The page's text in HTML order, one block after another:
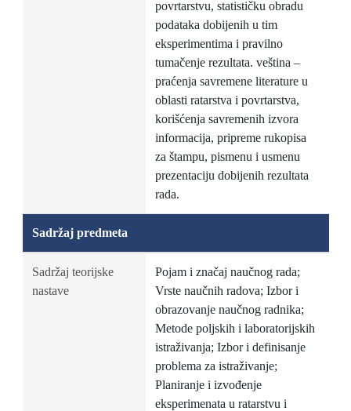
povrtarstvu, statističku obradu
podataka dobijenih u tim
eksperimentima i pravilno
tumačenje rezultata. veština –
praćenja savremene literature u
oblasti ratarstva i povrtarstva,
korišćenja savremenih izvora
informacija, pripreme rukopisa
za štampu, pismenu i usmenu
prezentaciju dobijenih rezultata
rada.
Sadržaj predmeta
Sadržaj teorijske
nastave
Pojam i značaj naučnog rada;
Vrste naučnih radova; Izbor i
obrazovanje naučnog radnika;
Metode poljskih i laboratorijskih
istraživanja; Izbor i definisanje
problema za istraživanje;
Planiranje i izvođenje
eksperimenata u ratarstvu i